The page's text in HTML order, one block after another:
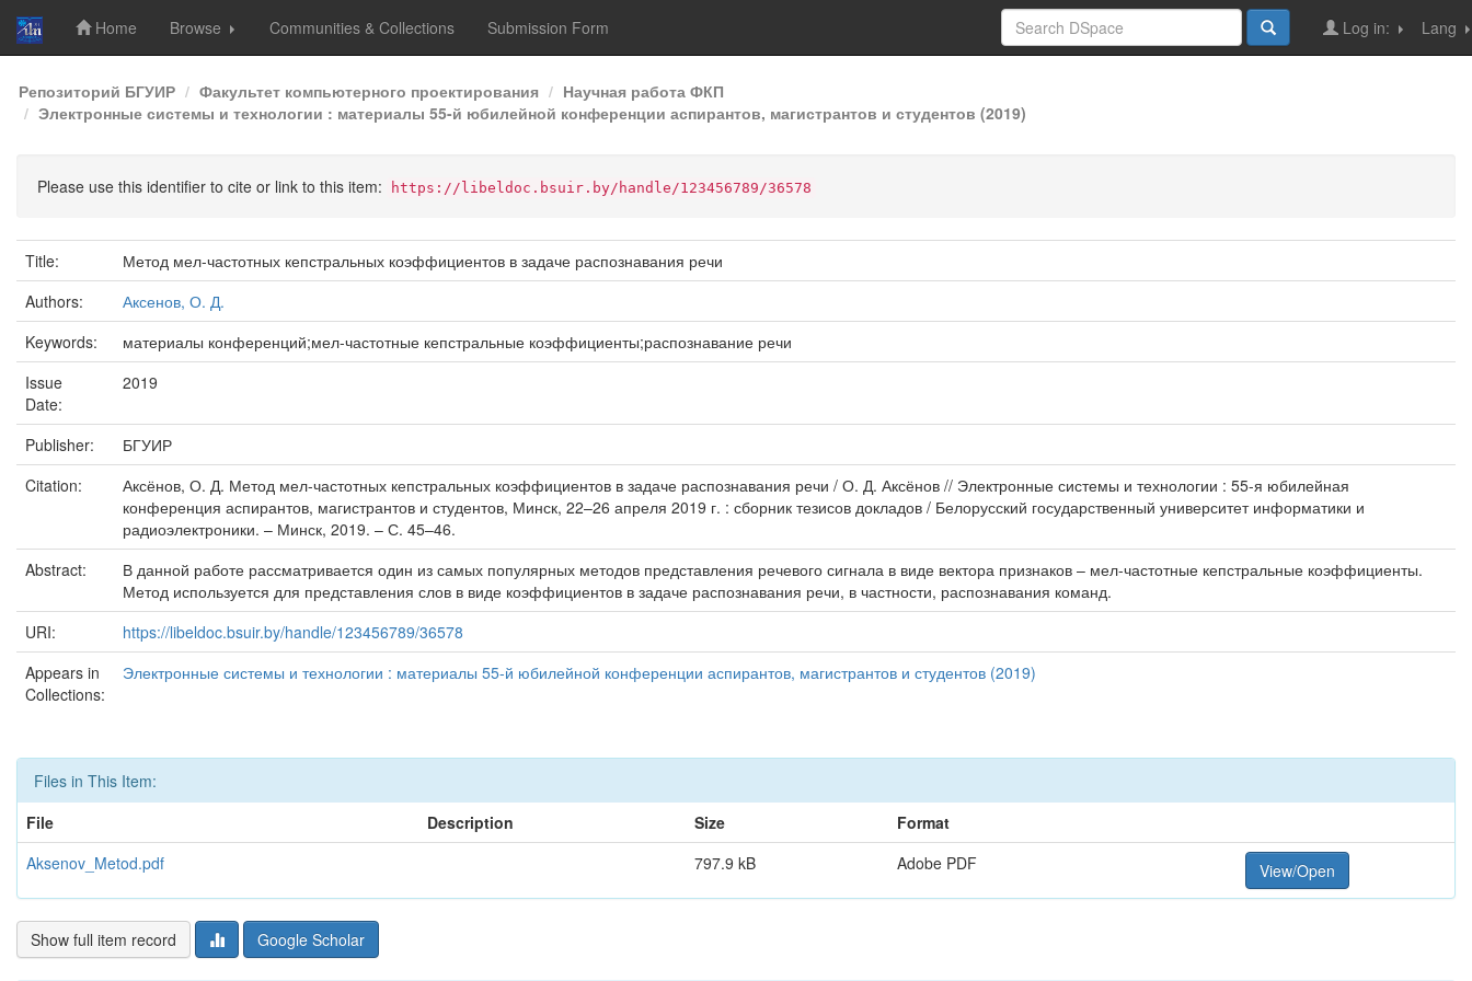
Skip
navigation
Home Browse Communities & Collections Submission Form Lang
Log in:
Репозиторий БГУИР Факультет компьютерного проектирования
Научная работа ФКП
Электронные системы и технологии : материалы 55-й юбилейной конференции аспирантов, магистрантов и студентов (2019)
Please use this identifier to cite or link to this item: https://libeldoc.bsuir.by/handle/123456789/36578
Title:
Метод мел-частотных кепстральных коэффициентов в задаче распознавания речи
Authors:
Аксенов, О. Д.
Keywords:
материалы конференций;мел-частотные кепстральные коэффициенты;распознавание речи
Issue
Date:
2019
Publisher:
БГУИР
Citation:
Аксёнов, О. Д. Метод мел-частотных кепстральных коэффициентов в задаче распознавания речи / О. Д. Аксёнов // Электронные системы и технологии : 55-я юбилейная
конференция аспирантов, магистрантов и студентов, Минск, 22–26 апреля 2019 г. : сборник тезисов докладов / Белорусский государственный университет информатики и
радиоэлектроники. – Минск, 2019. – С. 45–46.
Abstract:
В данной работе рассматривается один из самых популярных методов представления речевого сигнала в виде вектора признаков – мел-частотные кепстральные коэффициенты.
Метод используется для представления слов в виде коэффициентов в задаче распознавания речи, в частности, распознавания команд.
URI:
https://libeldoc.bsuir.by/handle/123456789/36578
Appears in
Collections:
Электронные системы и технологии : материалы 55-й юбилейной конференции аспирантов, магистрантов и студентов (2019)
Files in This Item:
File
Description Size
Format
Aksenov_Metod.pdf
797.9 kB Adobe PDF View/Open
Show full item record Google Scholar